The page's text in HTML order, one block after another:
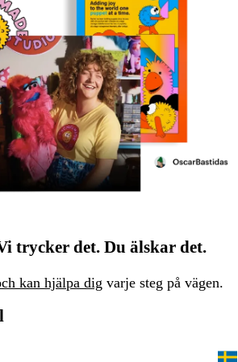
trycker det. Du älskar det.
kan hjälpa dig varje steg på vägen.